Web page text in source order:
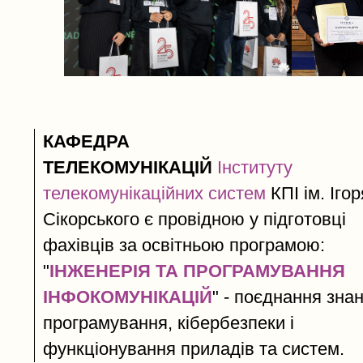
КАФЕДРА
ТЕЛЕКОМУНІКАЦІЙ Інституту
телекомунікаційних систем​ КПІ ім.
Сікорського є провідною у підготовці
фахівців за освітньою програмою:
"ІНЖЕНЕРІЯ ТА ПРОГРАМУВАННЯ
ІНФОКОМУНІКАЦІЙ" - поєднання
програмування, кібербезпеки і
функціонування приладів та систем.